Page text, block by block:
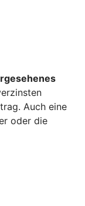
Auch eine
oder die